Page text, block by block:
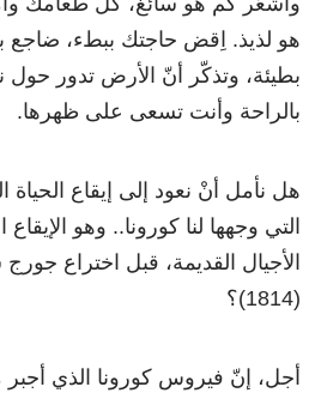
هو لذيذ. اِقض حاجتك ببطء، ضاجع
بطيئة، وتذكّر أنّ الأرض تدور حول
بالراحة وأنت تسعى على ظهرها.
هل نأمل أنْ نعود إلى إيقاع الحياة
التي وجهها لنا كورونا.. وهو
الأجيال القديمة، قبل اختراع
(1814)؟
أجل، إنّ فيروس كورونا الذي